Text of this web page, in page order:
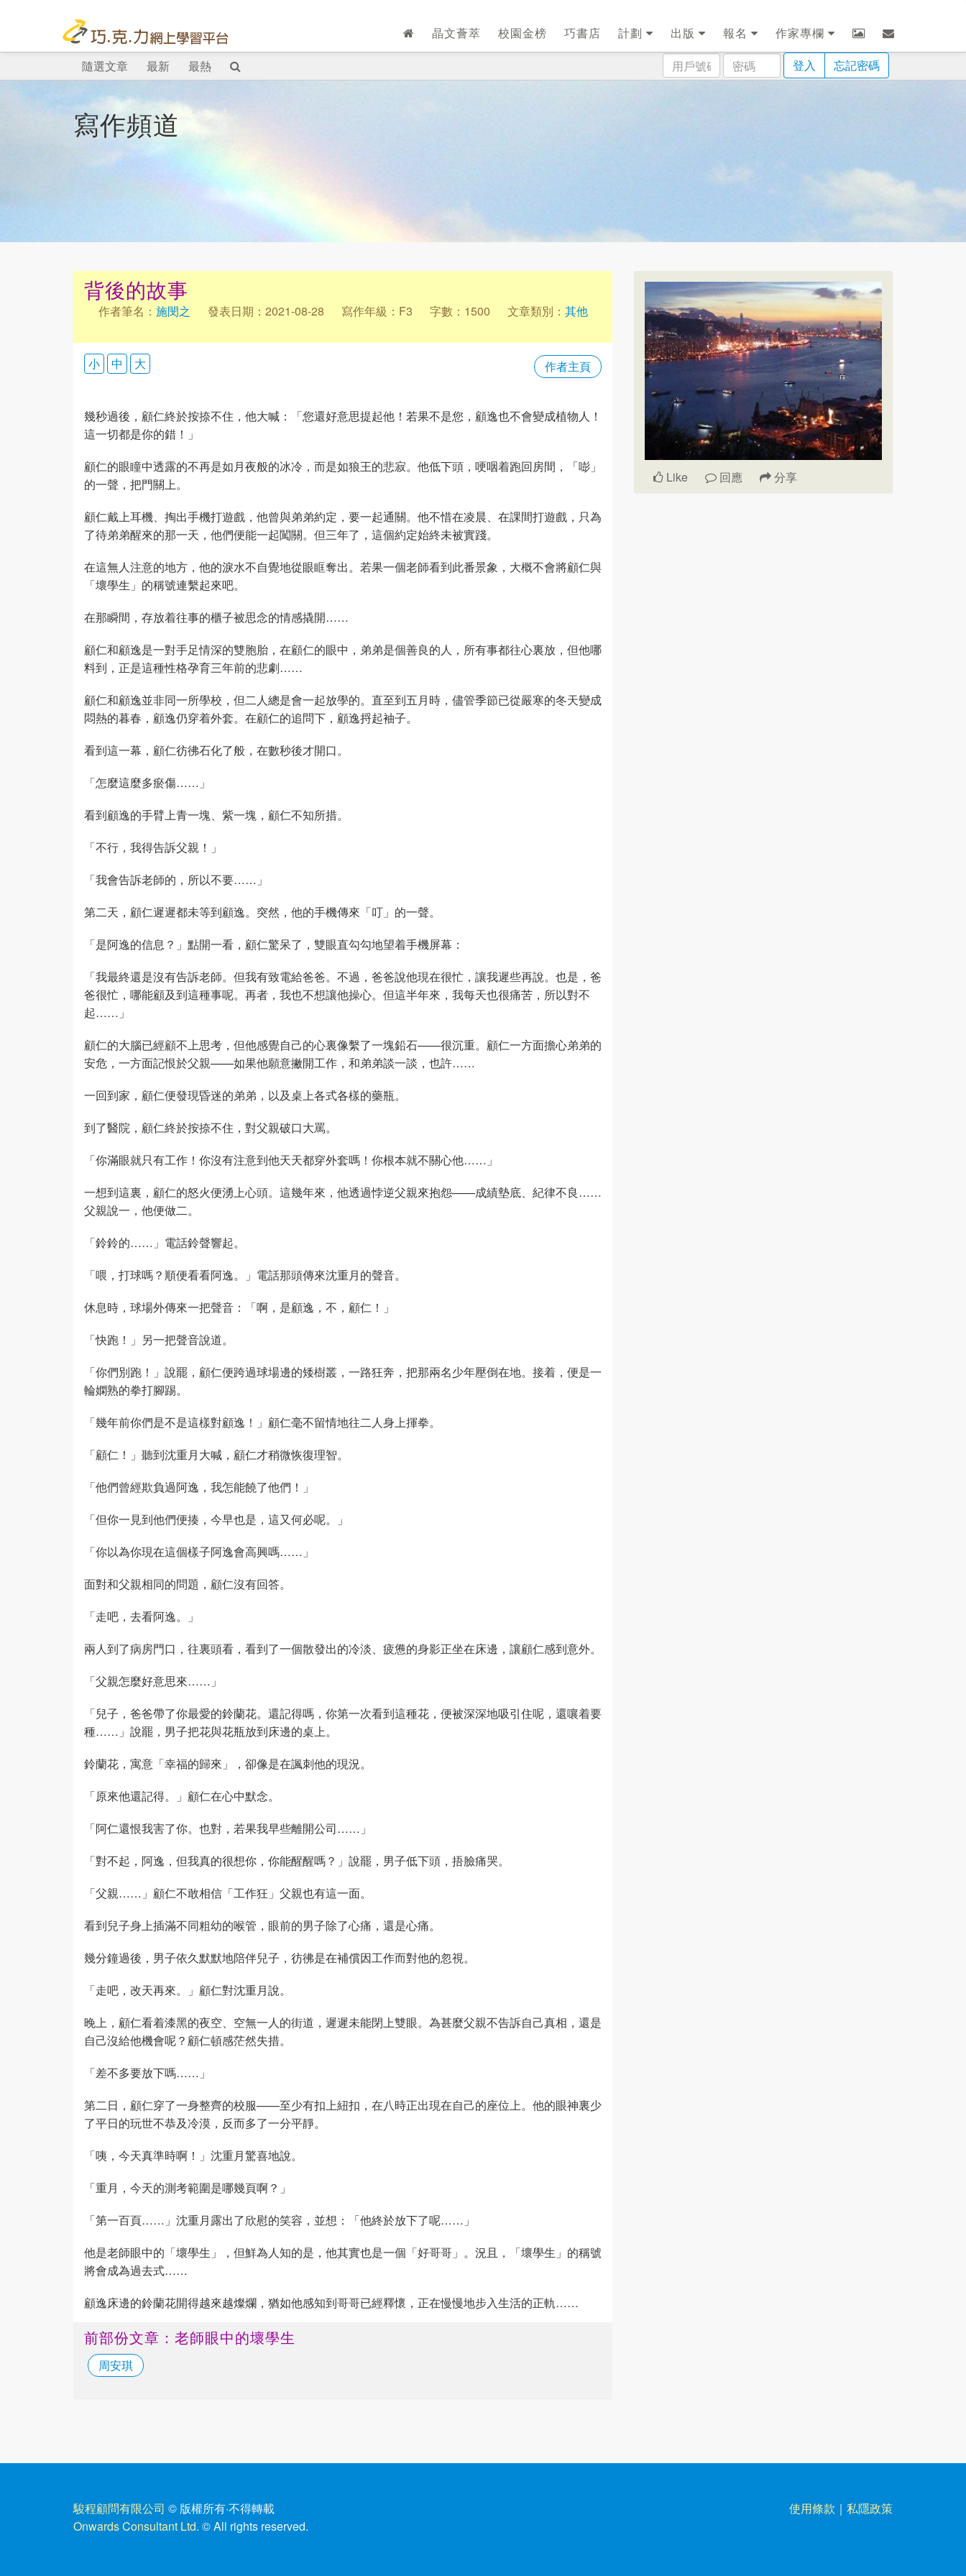
晶文薈萃 校園金榜 巧書店 計劃 出版 報名
作家專欄
用
戶
密
碼
登入 忘記密碼
隨選文章 最新 最熱
寫作頻道
背後的故事
作者筆名： 施閔之 發表日期：2021-08-28 寫作年級：F3 字數：1500 文章類別： 其他
作者主頁
小 中 大
幾秒過後，顧仁終於按捺不住，他大喊：「您還好意思提起他！若果不是您，顧逸也不會變成植物人！
這一切都是你的錯！」
顧仁的眼瞳中透露的不再是如月夜般的冰冷，而是如狼王的悲寂。他低下頭，哽咽着跑回房間，「嘭」
的一聲，把門關上。
顧仁戴上耳機、掏出手機打遊戲，他曾與弟弟約定，要一起通關。他不惜在凌晨、在課間打遊戲，只為
了待弟弟醒來的那一天，他們便能一起闖關。但三年了，這個約定始終未被實踐。
在這無人注意的地方，他的淚水不自覺地從眼眶奪出。若果一個老師看到此番景象，大概不會將顧仁與
「壞學生」的稱號連繫起來吧。
在那瞬間，存放着往事的櫃子被思念的情感撬開……
顧仁和顧逸是一對手足情深的雙胞胎，在顧仁的眼中，弟弟是個善良的人，所有事都往心裏放，但他哪
料到，正是這種性格孕育三年前的悲劇……
顧仁和顧逸並非同一所學校，但二人總是會一起放學的。直至到五月時，儘管季節已從嚴寒的冬天變成
悶熱的暮春，顧逸仍穿着外套。在顧仁的追問下，顧逸捋起袖子。
看到這一幕，顧仁彷彿石化了般，在數秒後才開口。
「怎麼這麼多瘀傷……」
看到顧逸的手臂上青一塊、紫一塊，顧仁不知所措。
「不行，我得告訴父親！」
「我會告訴老師的，所以不要……」
第二天，顧仁遲遲都未等到顧逸。突然，他的手機傳來「叮」的一聲。
「是阿逸的信息？」點開一看，顧仁驚呆了，雙眼直勾勾地望着手機屏幕：
「我最終還是沒有告訴老師。但我有致電給爸爸。不過，爸爸說他現在很忙，讓我遲些再說。也是，爸
爸很忙，哪能顧及到這種事呢。再者，我也不想讓他操心。但這半年來，我每天也很痛苦，所以對不
起……」
顧仁的大腦已經顧不上思考，但他感覺自己的心裏像繫了一塊鉛石——很沉重。顧仁一方面擔心弟弟的
安危，一方面記恨於父親——如果他願意撇開工作，和弟弟談一談，也許……
一回到家，顧仁便發現昏迷的弟弟，以及桌上各式各樣的藥瓶。
到了醫院，顧仁終於按捺不住，對父親破口大罵。
「你滿眼就只有工作！你沒有注意到他天天都穿外套嗎！你根本就不關心他……」
一想到這裏，顧仁的怒火便湧上心頭。這幾年來，他透過悖逆父親來抱怨——成績墊底、紀律不良……
父親說一，他便做二。
「鈴鈴的……」電話鈴聲響起。
「喂，打球嗎？順便看看阿逸。」電話那頭傳來沈重月的聲音。
休息時，球場外傳來一把聲音：「啊，是顧逸，不，顧仁！」
「快跑！」另一把聲音說道。
「你們別跑！」說罷，顧仁便跨過球場邊的矮樹叢，一路狂奔，把那兩名少年壓倒在地。接着，便是一
輪嫻熟的拳打腳踢。
「幾年前你們是不是這樣對顧逸！」顧仁毫不留情地往二人身上揮拳。
「顧仁！」聽到沈重月大喊，顧仁才稍微恢復理智。
「他們曾經欺負過阿逸，我怎能饒了他們！」
「但你一見到他們便揍，今早也是，這又何必呢。」
「你以為你現在這個樣子阿逸會高興嗎……」
面對和父親相同的問題，顧仁沒有回答。
「走吧，去看阿逸。」
兩人到了病房門口，往裏頭看，看到了一個散發出的冷淡、疲憊的身影正坐在床邊，讓顧仁感到意外。
「父親怎麼好意思來……」
「兒子，爸爸帶了你最愛的鈴蘭花。還記得嗎，你第一次看到這種花，便被深深地吸引住呢，還嚷着要
種……」說罷，男子把花與花瓶放到床邊的桌上。
鈴蘭花，寓意「幸福的歸來」，卻像是在諷刺他的現況。
「原來他還記得。」顧仁在心中默念。
「阿仁還恨我害了你。也對，若果我早些離開公司……」
「對不起，阿逸，但我真的很想你，你能醒醒嗎？」說罷，男子低下頭，捂臉痛哭。
「父親……」顧仁不敢相信「工作狂」父親也有這一面。
看到兒子身上插滿不同粗幼的喉管，眼前的男子除了心痛，還是心痛。
幾分鐘過後，男子依久默默地陪伴兒子，彷彿是在補償因工作而對他的忽視。
「走吧，改天再來。」顧仁對沈重月說。
晚上，顧仁看着漆黑的夜空、空無一人的街道，遲遲未能閉上雙眼。為甚麼父親不告訴自己真相，還是
自己沒給他機會呢？顧仁頓感茫然失措。
「差不多要放下嗎……」
第二日，顧仁穿了一身整齊的校服——至少有扣上紐扣，在八時正出現在自己的座位上。他的眼神裏少
了平日的玩世不恭及冷漠，反而多了一分平靜。
「咦，今天真準時啊！」沈重月驚喜地說。
「重月，今天的測考範圍是哪幾頁啊？」
「第一百頁……」沈重月露出了欣慰的笑容，並想：「他終於放下了呢……」
他是老師眼中的「壞學生」，但鮮為人知的是，他其實也是一個「好哥哥」。況且，「壞學生」的稱號
將會成為過去式……
顧逸床邊的鈴蘭花開得越來越燦爛，猶如他感知到哥哥已經釋懷，正在慢慢地步入生活的正軌……
前部份文章：老師眼中的壞學生
周安琪
Like 回應 分享
駿程顧問有限公司 © 版權所有·不得轉載
Onwards Consultant Ltd. © All rights reserved.
使用條款 ｜ 私隱政策